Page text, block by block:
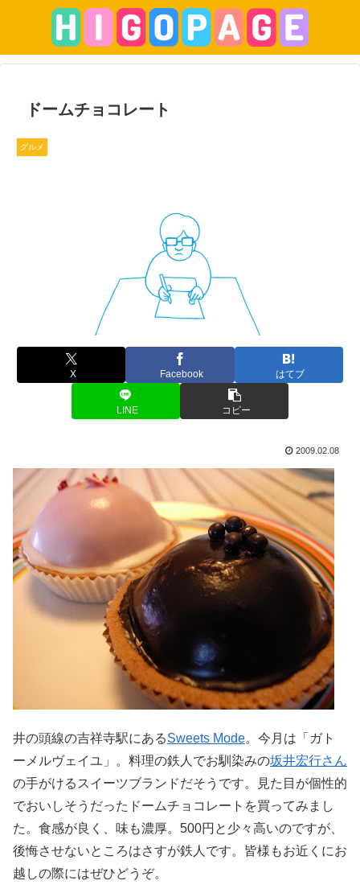
ドームチョコレート
グルメ
X Facebook はてブ
LINE コピー
2009.02.08
井の頭線の吉祥寺駅にあるSweets Mode。今月は「ガト
ーメルヴェイユ」。料理の鉄人でお馴染みの坂井宏行さん
の手がけるスイーツブランドだそうです。見た目が個性的
でおいしそうだったドームチョコレートを買ってみまし
た。食感が良く、味も濃厚。500円と少々高いのですが、
後悔させないところはさすが鉄人です。皆様もお近くにお
越しの際にはぜひどうぞ。